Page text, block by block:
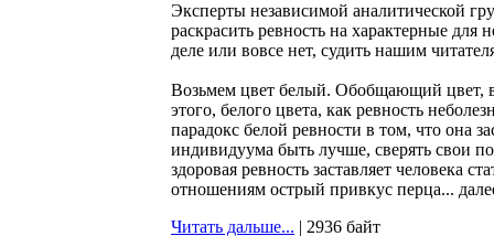
Эксперты независимой аналитической
раскрасить ревность на характерные для
деле или вовсе нет, судить нашим
Возьмем цвет белый. Обобщающий цвет,
этого, белого цвета, как ревность
парадокс белой ревности в том, что она
индивидуума быть лучше, сверять свои
здоровая ревность заставляет человека
отношениям острый привкус перца...
Читать дальше... | 2936 байт